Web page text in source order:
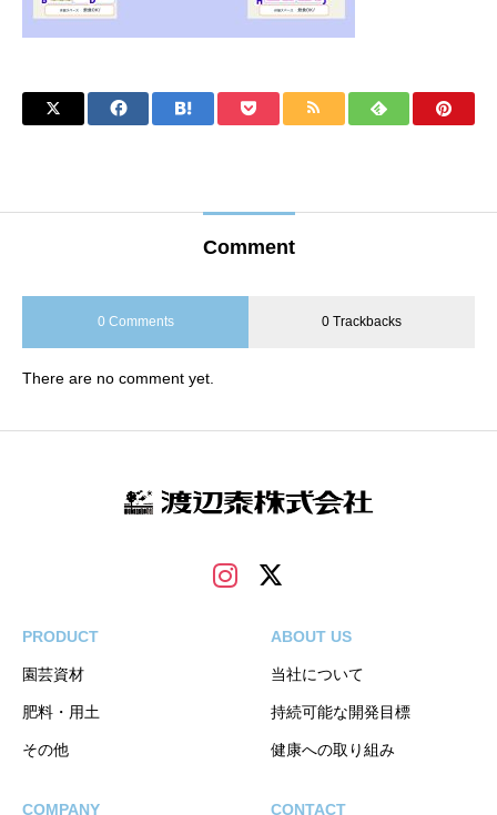
Comment
0 Comments 0 Trackbacks
There are no comment yet.
PRODUCT
園芸資材
肥料・用土
その他
ABOUT US
当社について
持続可能な開発目標
健康への取り組み
COMPANY CONTACT